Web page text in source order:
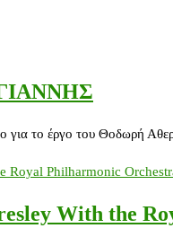
το έργο του Θοδωρή
With the